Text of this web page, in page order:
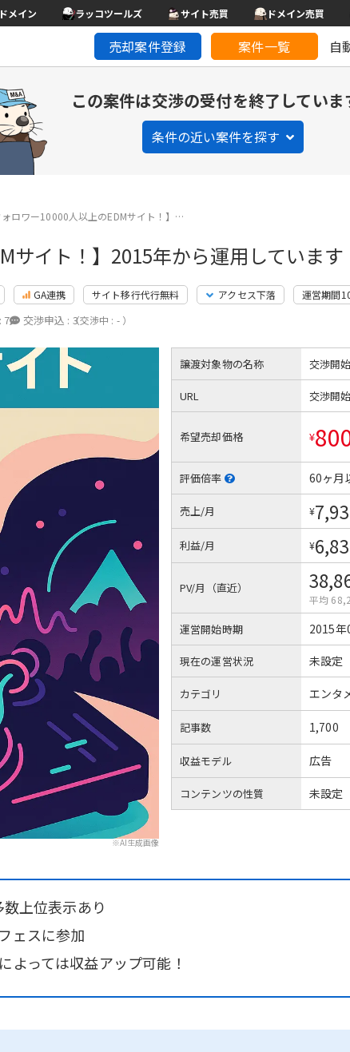
メイン ラッコツールズ サイト売買 ドメイン売買
売却案件登録 案件一覧 自
この案件は交渉の受付を終了していま
条件の近い案件を探す
ォロワー10000人以上のEDMサイト！】…
サイト！】2015年から運用しています
GA連携 サイト移行代行無料 アクセス下落 運営期間
7 交渉申込 : 3
（交渉中 : - ）
※AI生成画像
譲渡対象物の名称 交渉開
URL 交渉開
希望売却価格 ¥
評価倍率 60ヶ月
売上/月 ¥
利益/月 ¥
PV/月（直近）
平均
運営開始時期 2015年
現在の運営状況 未設定
カテゴリ エンタ
記事数 1,700
収益モデル 広告
コンテンツの性質 未設定
上位表示あり
ェスに参加
よっては収益アップ可能！